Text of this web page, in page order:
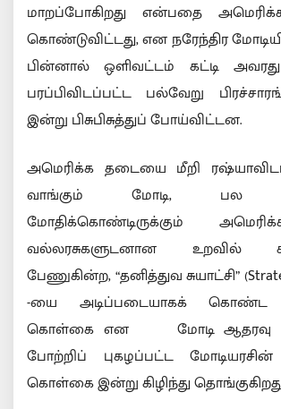
மாறப்போகிறது என்பதை
கொண்டுவிட்டது, என நரேந்திர
பின்னால் ஒளிவட்டம் கட்டி
பரப்பிவிடப்பட்ட பல்வேறு
இன்று பிசுபிசுத்துப் போய்விட்டன.
அமெரிக்க தடையை மீறி
வாங்கும் மோடி, பல
மோதிக்கொண்டிருக்கும்
வல்லரசுகளுடனான உறவில்
பேணுகின்ற, “தனித்துவ சுயாட்சி”
-யை அடிப்படையாகக் கொண்ட
கொள்கை என மோடி ஆதரவு
போற்றிப் புகழப்பட்ட மோடியரசின்
கொள்கை இன்று கிழிந்து